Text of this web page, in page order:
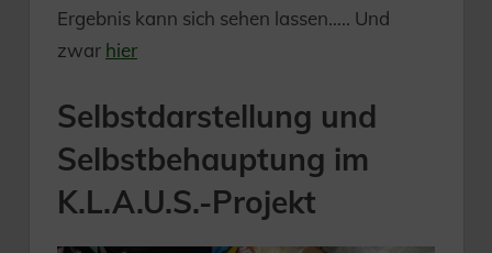
Ergebnis kann sich sehen lassen….. Und
zwar hier
Selbstdarstellung und
Selbstbehauptung im
K.L.A.U.S.-Projekt